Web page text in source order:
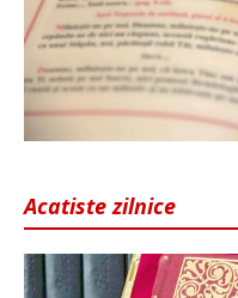
Acatiste zilnice